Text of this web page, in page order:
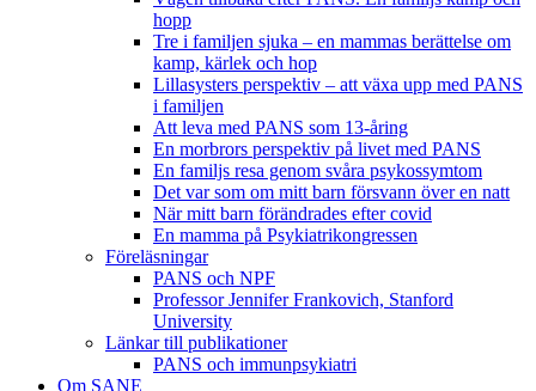
hopp
Tre i familjen sjuka – en mammas berättelse om
kamp, kärlek och hop
Lillasysters perspektiv – att växa upp med PANS
i familjen
Att leva med PANS som 13-åring
En morbrors perspektiv på livet med PANS
En familjs resa genom svåra psykossymtom
Det var som om mitt barn försvann över en natt
När mitt barn förändrades efter covid
En mamma på Psykiatrikongressen
Föreläsningar
PANS och NPF
Professor Jennifer Frankovich, Stanford
University
Länkar till publikationer
PANS och immunpsykiatri
Om SANE